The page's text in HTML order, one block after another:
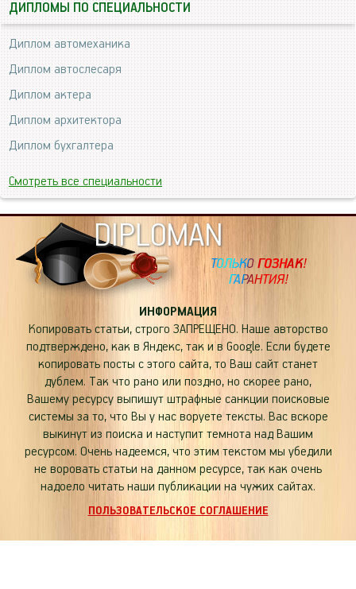
ДИПЛОМЫ ПО СПЕЦИАЛЬНОСТИ
Диплом автомеханика
Диплом автослесаря
Диплом актера
Диплом архитектора
Диплом бухгалтера
Смотреть все специальности
DIPLOMAN
ИНФОРМАЦИЯ
Копировать статьи, строго ЗАПРЕЩЕНО. Наше авторство
подтверждено, как в Яндекс, так и в Google. Если будете
копировать посты с этого сайта, то Ваш сайт станет
дублем. Так что рано или поздно, но скорее рано,
Вашему ресурсу выпишут штрафные санкции поисковые
системы за то, что Вы у нас воруете тексты. Вас вскоре
выкинут из поиска и наступит темнота над Вашим
ресурсом. Очень надеемся, что этим текстом мы убедили
не воровать статьи на данном ресурсе, так как очень
надоело читать наши публикации на чужих сайтах.
ПОЛЬЗОВАТЕЛЬСКОЕ СОГЛАШЕНИЕ